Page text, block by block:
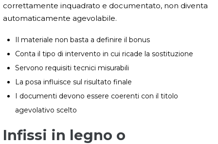
correttamente inquadrato e documentato, non diventa
automaticamente agevolabile.
Il materiale non basta a definire il bonus
Conta il tipo di intervento in cui ricade la sostituzione
Servono requisiti tecnici misurabili
La posa influisce sul risultato finale
I documenti devono essere coerenti con il titolo
agevolativo scelto
Infissi in legno o